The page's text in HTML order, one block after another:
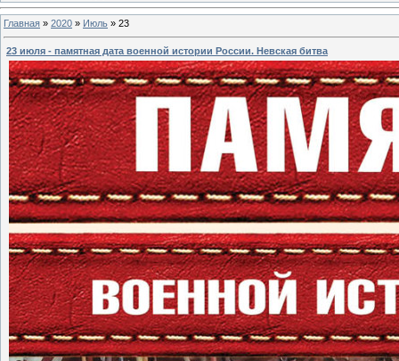
Главная » 2020 » Июль » 23
23 июля - памятная дата военной истории России. Невская битва